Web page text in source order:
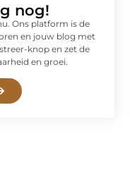
nog!
Ons platform is de
en jouw blog met
knop en zet de
en groei.